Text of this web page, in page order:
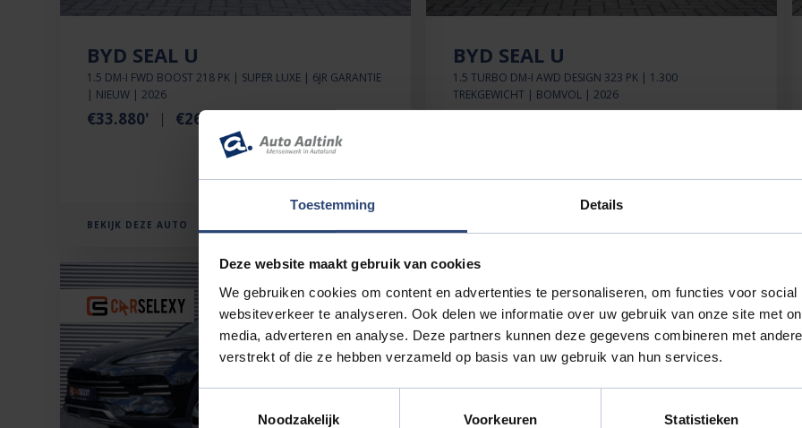
Toestemming Details
Deze website maakt gebruik van cookies
We gebruiken cookies om content en advertenties te personaliseren, om functies voor social
websiteverkeer te analyseren. Ook delen we informatie over uw gebruik van onze site met
media, adverteren en analyse. Deze partners kunnen deze gegevens combineren met
verstrekt of die ze hebben verzameld op basis van uw gebruik van hun services.
Toestemmingsselectie
Noodzakelijk
Voorkeuren Statistieken
BYD SEAL U
1.5 DM-I FWD BOOST 218 PK | SUPER LUXE | 6JR GARANTIE
| NIEUW | 2026
€33.880' €266 p.mnd
BEKIJK DEZE AUTO
BYD SEAL U
1.5 TURBO DM-I AWD DESIGN 323 PK | 1.300
TREKGEWICHT | BOMVOL | 2026